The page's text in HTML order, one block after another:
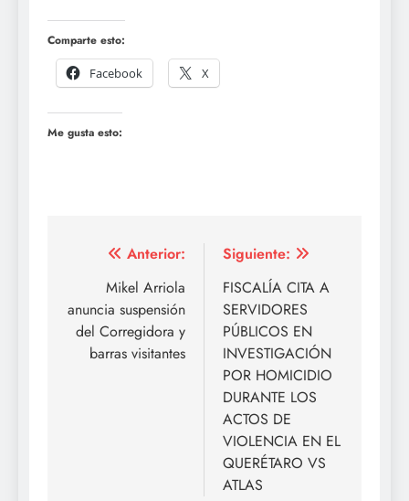
Comparte esto:
Facebook
X
Me gusta esto:
Navegación
entradas
Anterior:
Mikel Arriola
anuncia suspensión
del Corregidora y
barras visitantes
Siguiente:
FISCALÍA CITA A
SERVIDORES
PÚBLICOS EN
INVESTIGACIÓN
POR HOMICIDIO
DURANTE LOS
ACTOS DE
VIOLENCIA EN EL
QUERÉTARO VS
ATLAS